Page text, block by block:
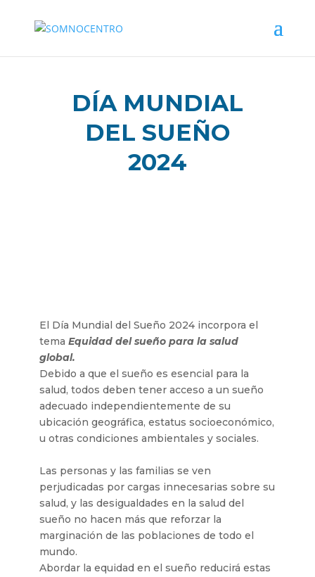
DÍA MUNDIAL
DEL SUEÑO
2024
El Día Mundial del Sueño 2024 incorpora el
tema Equidad del sueño para la salud
global.
Debido a que el sueño es esencial para la
salud, todos deben tener acceso a un sueño
adecuado independientemente de su
ubicación geográfica, estatus socioeconómico,
u otras condiciones ambientales y sociales.
Las personas y las familias se ven
perjudicadas por cargas innecesarias sobre su
salud, y las desigualdades en la salud del
sueño no hacen más que reforzar la
marginación de las poblaciones de todo el
mundo.
Abordar la equidad en el sueño reducirá estas